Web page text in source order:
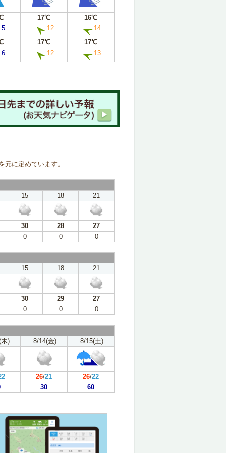
17℃
16℃
5
12
14
17℃
17℃
6
12 13
に定めています。
15 18 21
30 28
27
0
0 0
15 18 21
30 29
27
0
0 0
) 8/14(金) 8/15(土)
26/21 26/22
30 60